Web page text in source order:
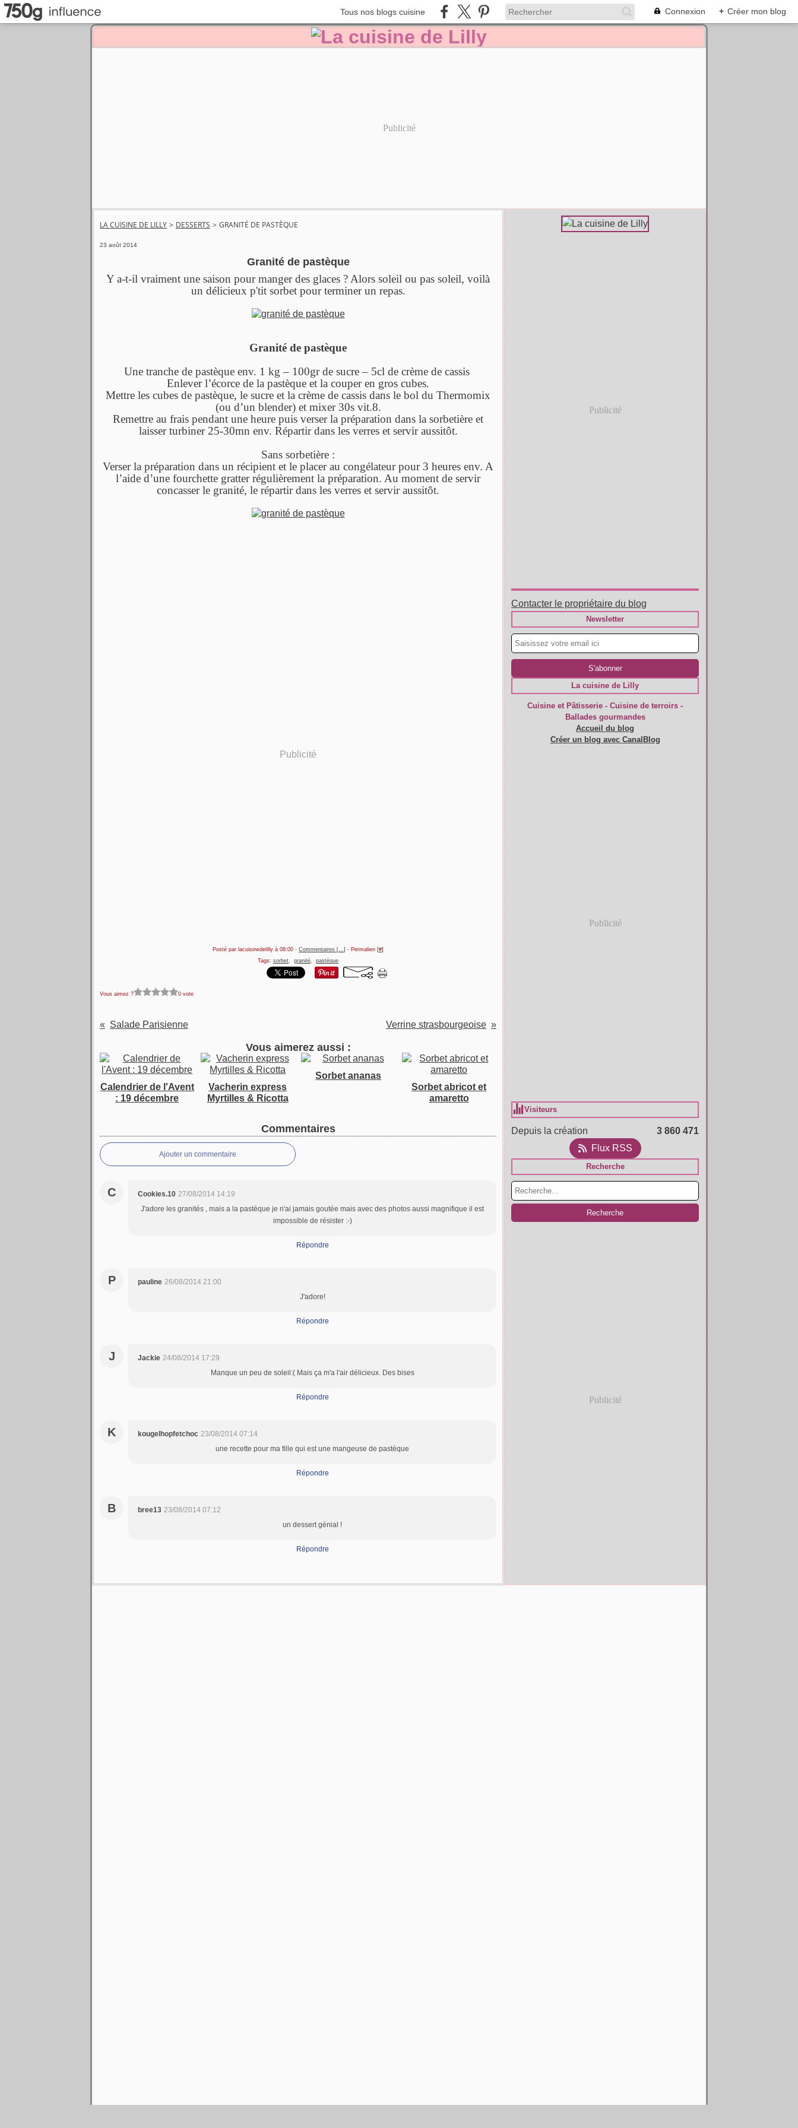
Tous nos blogs cuisine Connexion + Créer mon blog
Publicité
LA CUISINE DE LILLY > DESSERTS > GRANITÉ DE PASTÈQUE
23 août 2014
Granité de pastèque
Y a-t-il vraiment une saison pour manger des glaces ? Alors soleil ou pas soleil, voilà
un délicieux p'tit sorbet pour terminer un repas.
Granité de pastèque
Une tranche de pastèque env. 1 kg – 100gr de sucre – 5cl de crème de cassis
Enlever l’écorce de la pastèque et la couper en gros cubes.
Mettre les cubes de pastèque, le sucre et la crème de cassis dans le bol du Thermomix
(ou d’un blender) et mixer 30s vit.8.
Remettre au frais pendant une heure puis verser la préparation dans la sorbetière et
laisser turbiner 25-30mn env. Répartir dans les verres et servir aussitôt.
Sans sorbetière :
Verser la préparation dans un récipient et le placer au congélateur pour 3 heures env. A
l’aide d’une fourchette gratter régulièrement la préparation. Au moment de servir
concasser le granité, le répartir dans les verres et servir aussitôt.
Publicité
Posté par lacuisinedelilly à 08:00 - Commentaires […] - Permalien [#]
Tags: sorbet, granité, pastèque
Vous aimez ? 0 vote
Salade Parisienne Verrine strasbourgeoise
Vous aimerez aussi :
Calendrier de l'Avent
: 19 décembre
Vacherin express
Myrtilles & Ricotta
Sorbet ananas
Sorbet abricot et
amaretto
Commentaires
Ajouter un commentaire
C Cookies.10 27/08/2014 14:19
J'adore les granités , mais a la pastèque je n'ai jamais goutée mais avec des photos aussi magnifique il est
impossible de résister :-)
Répondre
P pauline 26/08/2014 21:00
J'adore!
Répondre
J Jackie 24/08/2014 17:29
Manque un peu de soleil:( Mais ça m'a l'air délicieux. Des bises
Répondre
K kougelhopfetchoc 23/08/2014 07:14
une recette pour ma fille qui est une mangeuse de pastèque
Répondre
B bree13 23/08/2014 07:12
un dessert génial !
Répondre
Publicité
Contacter le propriétaire du blog
Newsletter
La cuisine de Lilly
Cuisine et Pâtisserie - Cuisine de terroirs -
Ballades gourmandes
Accueil du blog
Créer un blog avec CanalBlog
Publicité
Visiteurs
Depuis la création
3 860 471
Flux RSS
Recherche
Publicité